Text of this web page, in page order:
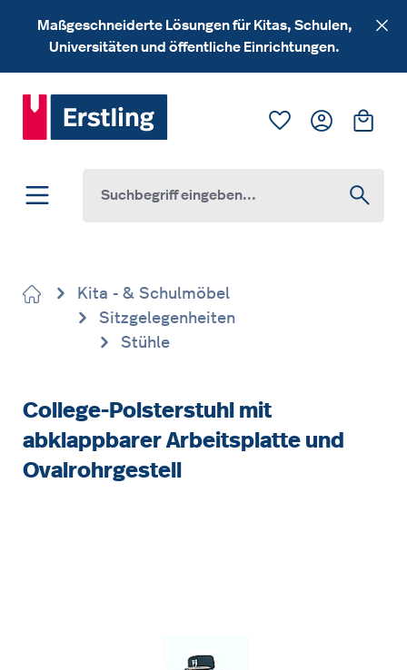
Zum Hauptinhalt springen
Maßgeschneiderte Lösungen für Kitas, Schulen,
Universitäten und öffentliche Einrichtungen.
Du hast 0
Kita - & Schulmöbel
Sitzgelegenheiten
Stühle
College-Polsterstuhl mit
abklappbarer Arbeitsplatte und
Ovalrohrgestell